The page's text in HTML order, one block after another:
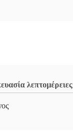
λεπτομέρειες